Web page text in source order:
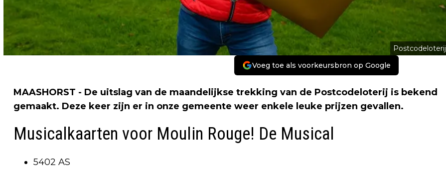
Postcodeloterij
Voeg toe als voorkeursbron op Google
MAASHORST - De uitslag van de maandelijkse trekking van de Postcodeloterij is bekend
gemaakt. Deze keer zijn er in onze gemeente weer enkele leuke prijzen gevallen.
Musicalkaarten voor Moulin Rouge! De Musical
5402 AS